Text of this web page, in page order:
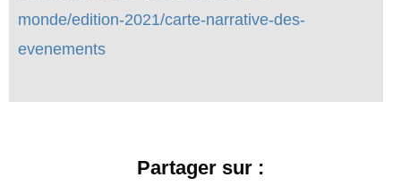
monde/edition-2021/carte-narrative-des-
evenements
Partager sur :